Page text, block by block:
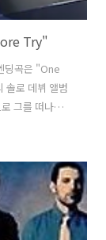
Try"
딩곡은 "One
로 데뷔 앨범
그를 떠나보
클은 12월
리(Andrew
히트시킨 그
마음을 더욱 아
를 멋드러